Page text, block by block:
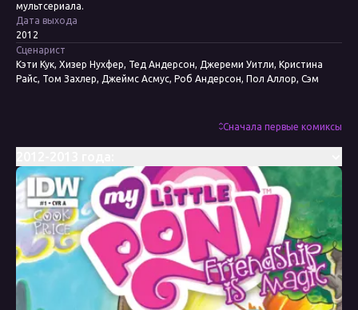
мультсериала.
Дата выхода
2012
Сценарист
Кэти Кук, Хизер Нухфер, Тед Андерсон, Джереми Уитли, Кристина
Райс, Том Захлер, Джеймс Асмус, Роб Андерсон, Пол Аллор, Сэм
Энди Прайс, Эми Мебберсон, Бренда Хики, Агнес Гарбовска, Джей П.
Колорист
Хизер Брекель, Лорен Перри, Николетта Балдари, Марисса Луиза
Редактор
Бобби Керноу, Меган Браун
Сначала первые комиксы